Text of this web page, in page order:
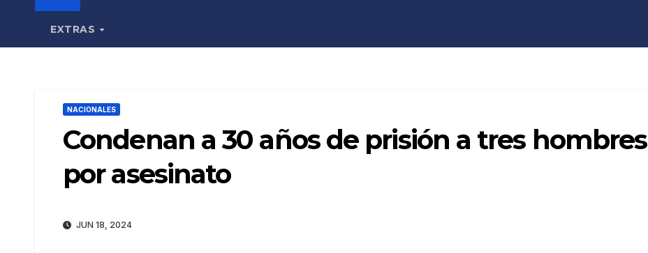
EXTRAS
NACIONALES
Condenan a 30 años de prisión a tres hombres
por asesinato
JUN 18, 2024